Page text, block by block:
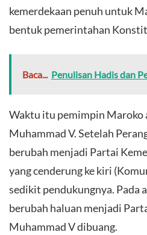
kemerdekaan penuh untuk
bentuk pemerintahan
Baca... Penulisan Hadis dan
Waktu itu pemimpin Maroko
Muhammad V. Setelah
berubah menjadi Partai
yang cenderung ke kiri
sedikit pendukungnya. Pada
berubah haluan menjadi
Muhammad V dibuang.